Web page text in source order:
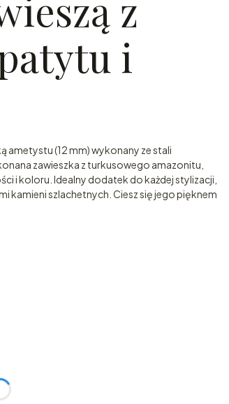
i
ametystu (12 mm) wykonany ze stali
zawieszka z turkusowego amazonitu,
i koloru. Idealny dodatek do każdej stylizacji,
kamieni szlachetnych. Ciesz się jego pięknem